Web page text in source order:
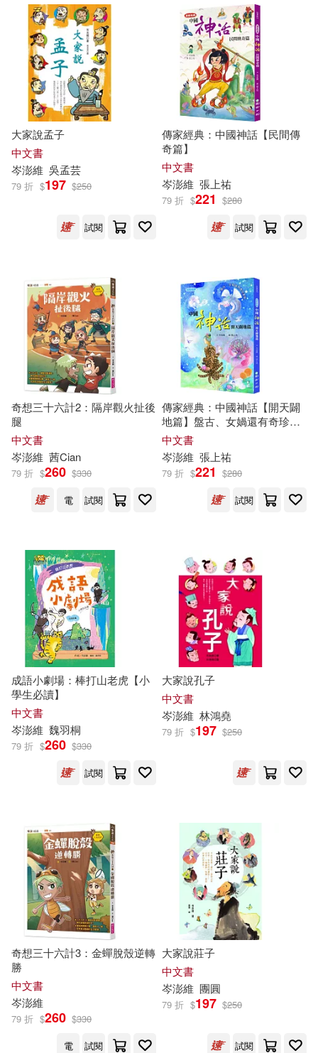
大家說孟子
中文書
岑澎維 吳孟芸
79 折 $197 $250
試閱
傳家經典：中國神話【民間傳
奇篇】
中文書
岑澎維 張上祐
79 折 $221 $280
試閱
奇想三十六計2：隔岸觀火扯後
腿
中文書
岑澎維 茜Cian
79 折 $260 $330
電
試閱
傳家經典：中國神話【開天闢
地篇】盤古、女媧還有奇珍異
獸
中文書
岑澎維 張上祐
79 折 $221 $280
試閱
成語小劇場：棒打山老虎【小
學生必讀】
中文書
岑澎維 魏羽桐
79 折 $260 $330
試閱
大家說孔子
中文書
岑澎維 林鴻堯
79 折 $197 $250
奇想三十六計3：金蟬脫殼逆轉
勝
中文書
岑澎維
79 折 $260 $330
電
試閱
大家說莊子
中文書
岑澎維 團圓
79 折 $197 $250
試閱